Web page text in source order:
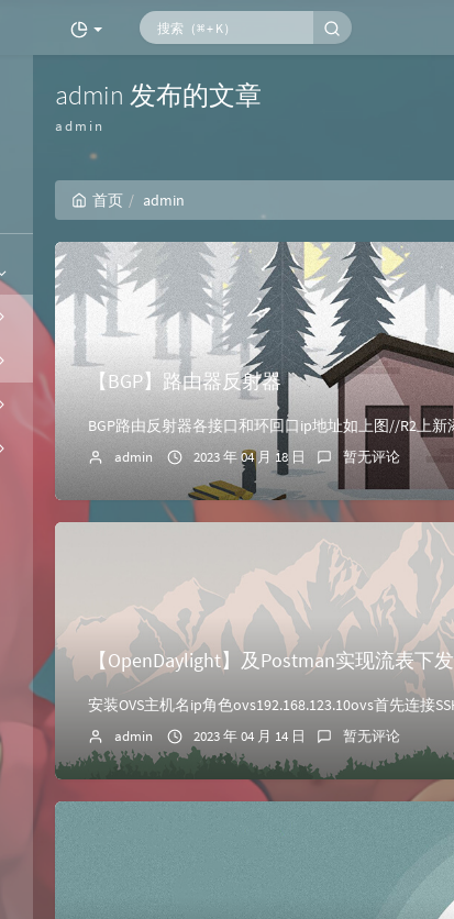
admin 发布的文章
admin
首页 admin
【BGP】路由器反射器
admin 2023 年 04 月 18 日 暂无评论
【OpenDaylight】及Postman实现流表下发
admin 2023 年 04 月 14 日 暂无评论